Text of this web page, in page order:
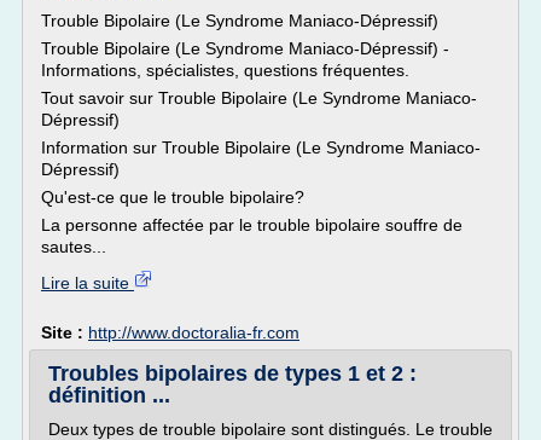
Trouble Bipolaire (Le Syndrome Maniaco-Dépressif)
Trouble Bipolaire (Le Syndrome Maniaco-Dépressif) -
Informations, spécialistes, questions fréquentes.
Tout savoir sur Trouble Bipolaire (Le Syndrome Maniaco-
Dépressif)
Information sur Trouble Bipolaire (Le Syndrome Maniaco-
Dépressif)
Qu'est-ce que le trouble bipolaire?
La personne affectée par le trouble bipolaire souffre de
sautes...
Lire la suite
Site : http://www.doctoralia-fr.com
Troubles bipolaires de types 1 et 2 :
définition ...
Deux types de trouble bipolaire sont distingués. Le trouble